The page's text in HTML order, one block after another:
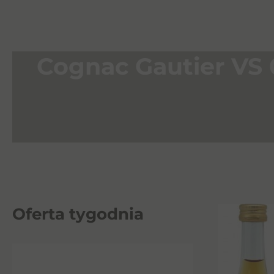
Oferta tygodnia